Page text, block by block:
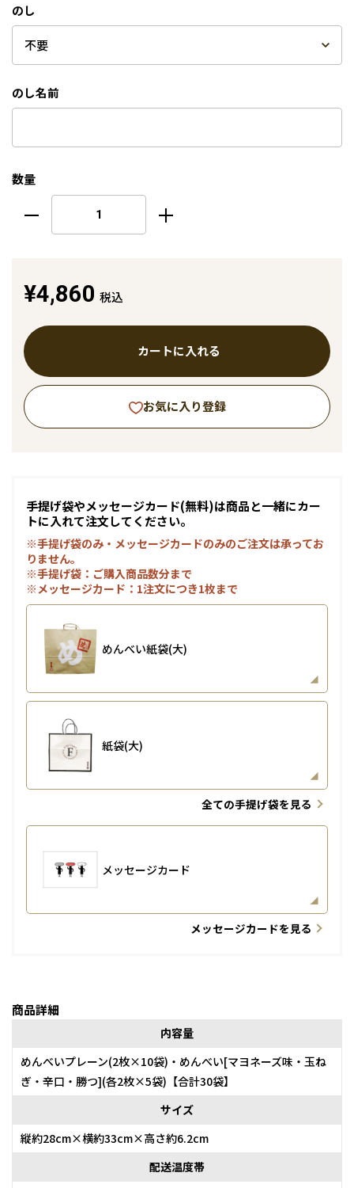
のし
のし名前
数量
¥4,860 税込
カートに入れる
お気に入り登録
手提げ袋やメッセージカード(無料)は商品と一緒にカー
トに入れて注文してください。
※手提げ袋のみ・メッセージカードのみのご注文は承ってお
りません。
※手提げ袋：ご購入商品数分まで
※メッセージカード：1注文につき1枚まで
めんべい紙袋(大)
紙袋(大)
全ての手提げ袋を見る
メッセージカード
メッセージカードを見る
商品詳細
内容量
めんべいプレーン(2枚×10袋)・めんべい[マヨネーズ味・玉ね
ぎ・辛口・勝つ](各2枚×5袋)【合計30袋】
サイズ
縦約28cm×横約33cm×高さ約6.2cm
配送温度帯